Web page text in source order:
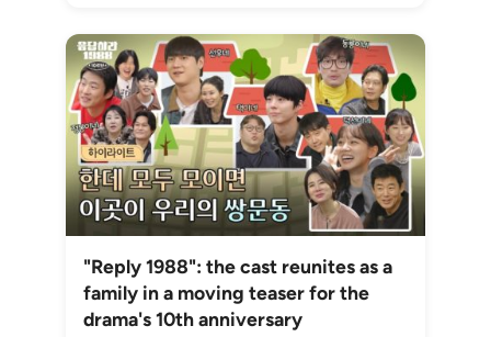
"Reply 1988": the cast reunites as a
family in a moving teaser for the
drama's 10th anniversary